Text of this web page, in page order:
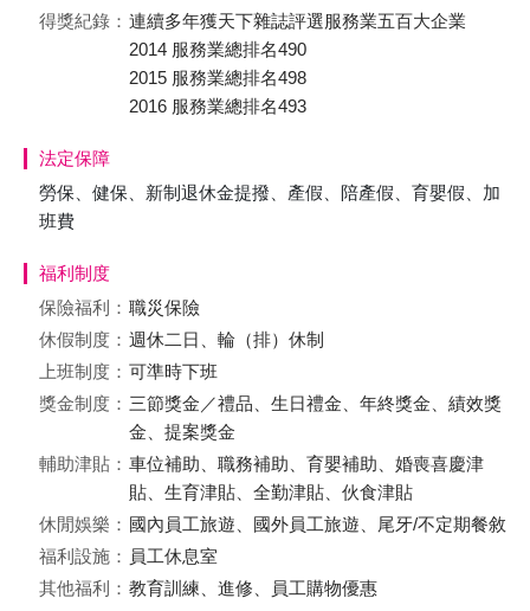
得獎紀錄： 連續多年獲天下雜誌評選服務業五百大企業
2014 服務業總排名490
2015 服務業總排名498
2016 服務業總排名493
法定保障
勞保、健保、新制退休金提撥、產假、陪產假、育嬰假、加
班費
福利制度
保險福利： 職災保險
休假制度： 週休二日、輪（排）休制
上班制度： 可準時下班
獎金制度： 三節獎金／禮品、生日禮金、年終獎金、績效獎
金、提案獎金
輔助津貼： 車位補助、職務補助、育嬰補助、婚喪喜慶津
貼、生育津貼、全勤津貼、伙食津貼
休閒娛樂： 國內員工旅遊、國外員工旅遊、尾牙/不定期餐敘
福利設施： 員工休息室
其他福利： 教育訓練、進修、員工購物優惠